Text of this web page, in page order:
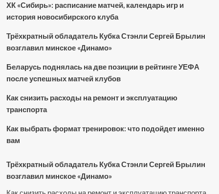
ХК «Сибирь»: расписание матчей, календарь игр и
история новосибирского клуба
Трёхкратный обладатель Кубка Стэнли Сергей Брылин
возглавил минское «Динамо»
Беларусь поднялась на две позиции в рейтинге УЕФА
после успешных матчей клубов
Как снизить расходы на ремонт и эксплуатацию
транспорта
Как выбрать формат тренировок: что подойдет именно
вам
Трёхкратный обладатель Кубка Стэнли Сергей Брылин
возглавил минское «Динамо»